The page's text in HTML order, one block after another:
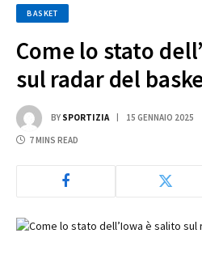
BASKET
Come lo stato
sul radar del
BY SPORTIZIA 15 GENNAIO 2025
7 MINS READ